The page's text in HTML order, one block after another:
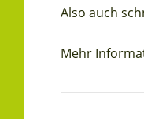
Also auch
Mehr